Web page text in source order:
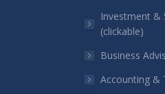
Investment &
(clickable)
Business
Accounting &